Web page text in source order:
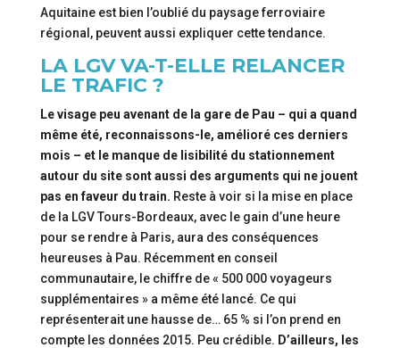
Aquitaine est bien l’oublié du paysage ferroviaire
régional, peuvent aussi expliquer cette tendance.
LA LGV VA-T-ELLE RELANCER
LE TRAFIC ?
Le visage peu avenant de la gare de Pau – qui a quand
même été, reconnaissons-le, amélioré ces derniers
mois – et le manque de lisibilité du stationnement
autour du site sont aussi des arguments qui ne jouent
pas en faveur du train. Reste à voir si la mise en place
de la LGV Tours-Bordeaux, avec le gain d’une heure
pour se rendre à Paris, aura des conséquences
heureuses à Pau. Récemment en conseil
communautaire, le chiffre de « 500 000 voyageurs
supplémentaires » a même été lancé. Ce qui
représenterait une hausse de… 65 % si l’on prend en
compte les données 2015. Peu crédible. D’ailleurs, les